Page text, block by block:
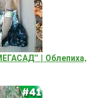
| Облепиха,